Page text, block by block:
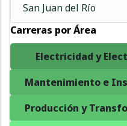
San Juan del Río
Carreras por Área
Electricidad y
Mantenimiento e
Producción y